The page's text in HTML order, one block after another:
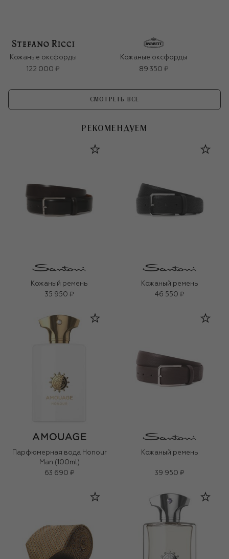
Кожаные оксфорды
122 000 ₽
Кожаные оксфорды
89 350 ₽
СМОТРЕТЬ ВСЕ
РЕКОМЕНДУЕМ
Кожаный ремень
35 950 ₽
Кожаный ремень
46 550 ₽
Парфюмерная вода Honour
Man (100ml)
63 690 ₽
Кожаный ремень
39 950 ₽